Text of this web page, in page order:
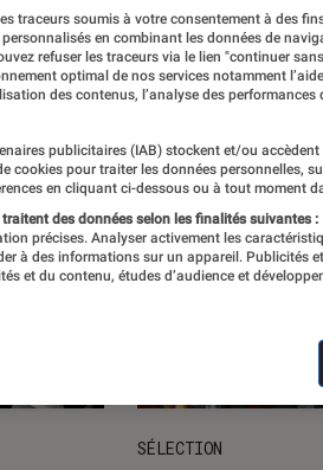
SÉLECTION
traceurs soumis à votre consentement à des
en combinant les données de
refuser les traceurs via le lien "continuer
optimal de nos services notamment
des contenus, l’analyse des performances
publicitaires (IAB) stockent et/ou
cookies pour traiter les données personnelles,
en cliquant ci-dessous ou à tout moment
des données selon les finalités suivantes :
précises. Analyser activement les
à des informations sur un appareil. Publicités
et du contenu, études d’audience et